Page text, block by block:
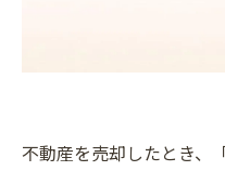
不動産を売却したとき、